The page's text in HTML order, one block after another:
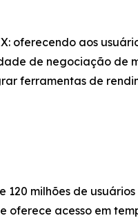
oferecendo aos
de negociação de
ferramentas de
milhões de
oferece acesso em